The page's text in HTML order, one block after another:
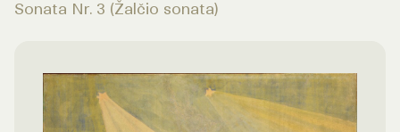
Sonata Nr. 3 (Žalčio sonata)